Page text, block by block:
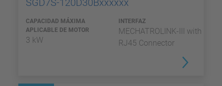
SGD7S-120D30Bxxxxxx
CAPACIDAD MÁXIMA
APLICABLE DE MOTOR
3 kW
INTERFAZ
MECHATROLINK-III with
RJ45 Connector